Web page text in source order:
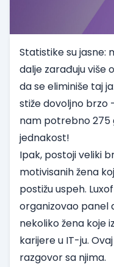
Statistike su jasne:
dalje zarađuju više
da se eliminiše taj
stiže dovoljno
nam potrebno 275
jednakost!
Ipak, postoji veliki
motivisanih žena
postižu uspeh.
organizovao panel
nekoliko žena koje
karijere u IT-ju.
razgovor sa njima.